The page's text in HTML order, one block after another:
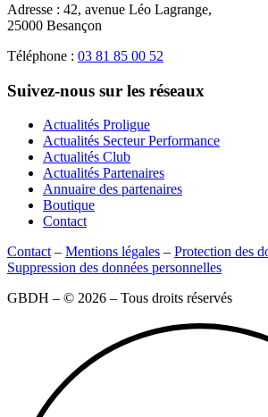
Adresse : 42, avenue Léo Lagrange,
25000 Besançon
Téléphone : 03 81 85 00 52
Suivez-nous sur les réseaux
Actualités Proligue
Actualités Secteur Performance
Actualités Club
Actualités Partenaires
Annuaire des partenaires
Boutique
Contact
Contact – Mentions légales – Protection des
Suppression des données personnelles
GBDH – © 2026 – Tous droits réservés